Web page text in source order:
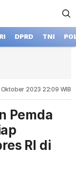
DPRD TNI
Oktober 2023 22:09 WIB
Pemda
RI di